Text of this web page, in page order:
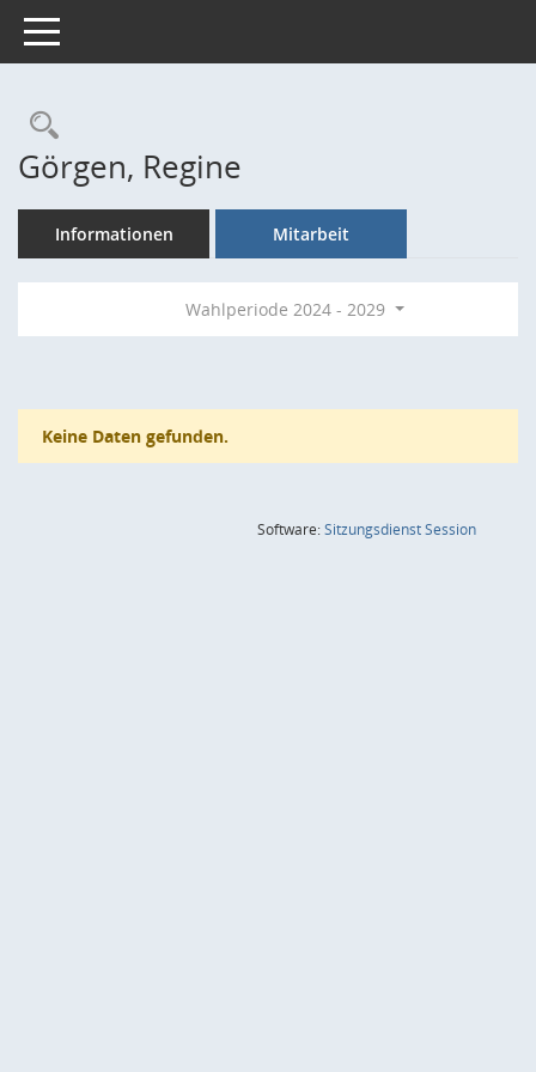
Toggle navigation
Rechercheauswahl
Görgen, Regine
Informationen Mitarbeit
Wahlperiode 2024 - 2029
Keine Daten gefunden.
Software:SitzungsdienstSession(Wird in